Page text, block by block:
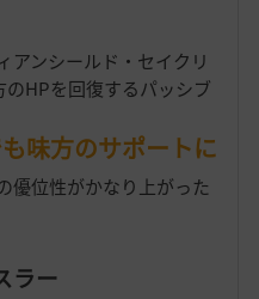
アンシールド・セイクリ
HPを回復するパッシブ
味方のサポートに
優位性がかなり上がった
ラー